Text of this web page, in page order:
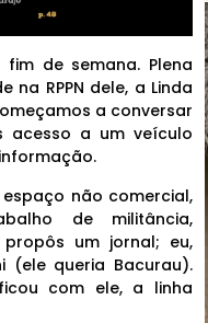
fim de semana. Plena
na RPPN dele, a Linda
a conversar
a um veículo
não comercial,
de militância,
um jornal; eu,
(ele queria Bacurau).
com ele, a linha